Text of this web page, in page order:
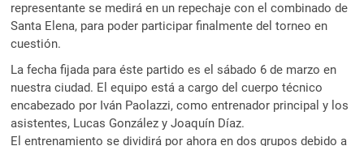
representante se medirá en un repechaje con el combinado de
Santa Elena, para poder participar finalmente del torneo en
cuestión.
La fecha fijada para éste partido es el sábado 6 de marzo en
nuestra ciudad. El equipo está a cargo del cuerpo técnico
encabezado por Iván Paolazzi, como entrenador principal y los
asistentes, Lucas González y Joaquín Díaz.
El entrenamiento se dividirá por ahora en dos grupos debido a